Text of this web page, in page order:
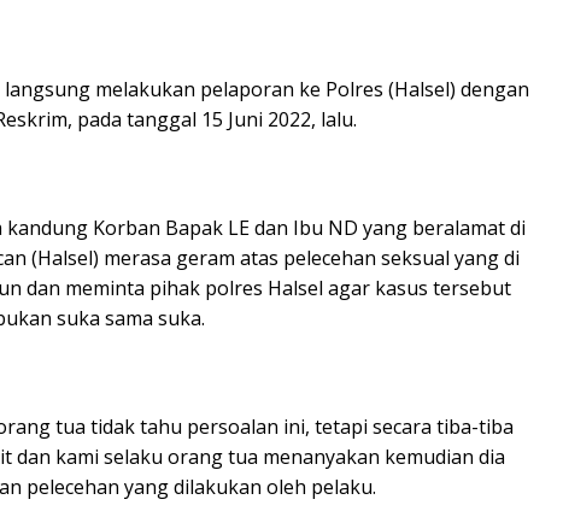
melakukan pelaporan ke Polres (Halsel) dengan
pada tanggal 15 Juni 2022, lalu.
Korban Bapak LE dan Ibu ND yang beralamat di
(Halsel) merasa geram atas pelecehan seksual yang di
dan meminta pihak polres Halsel agar kasus tersebut
suka sama suka.
tua tidak tahu persoalan ini, tetapi secara tiba-tiba
dan kami selaku orang tua menanyakan kemudian dia
pelecehan yang dilakukan oleh pelaku.